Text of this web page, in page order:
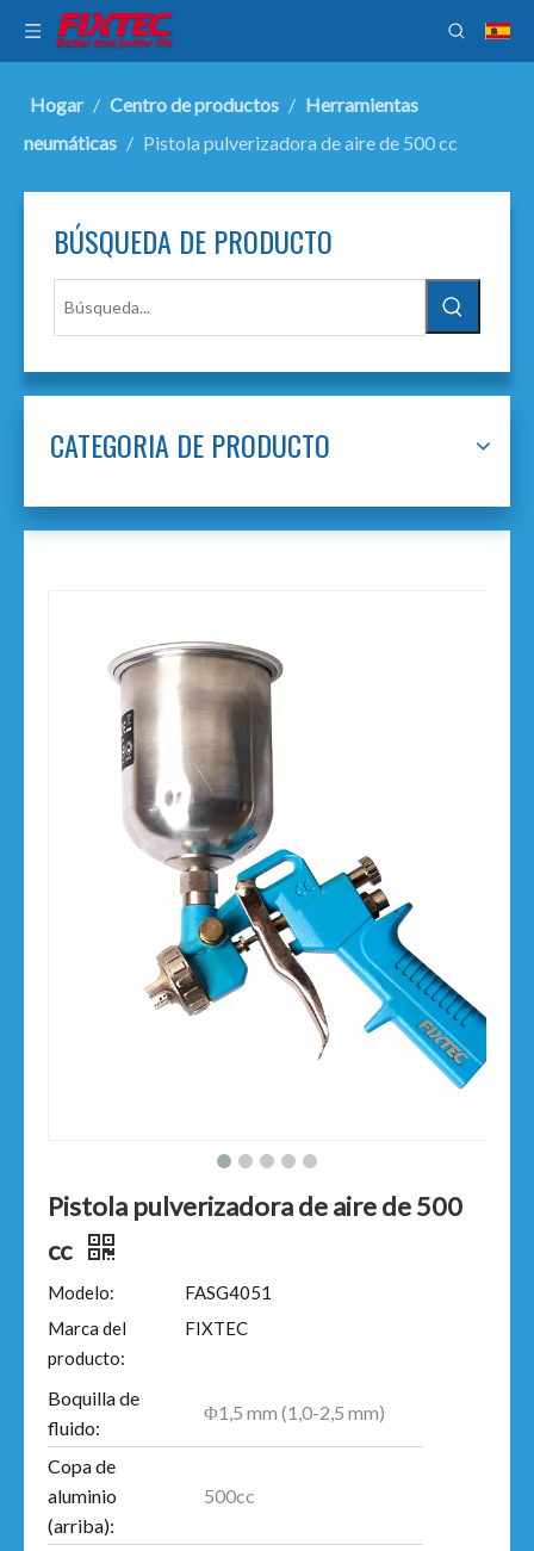
Hogar / Centro de productos / Herramientas
neumáticas / Pistola pulverizadora de aire de 500 cc
BÚSQUEDA DE PRODUCTO
CATEGORIA DE PRODUCTO
Pistola pulverizadora de aire de 500
cc
Modelo:
FASG4051
Marca del
producto:
FIXTEC
Boquilla de
fluido:
Φ1,5 mm (1,0-2,5 mm)
Copa de
aluminio
(arriba):
500cc